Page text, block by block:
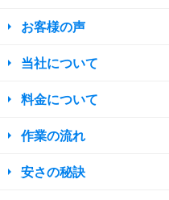
お客様の声
当社について
料金について
作業の流れ
安さの秘訣